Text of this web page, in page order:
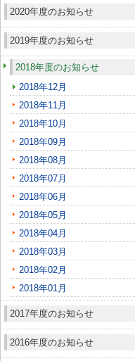
2020年度のお知らせ
2019年度のお知らせ
2018年度のお知らせ
2018年12月
2018年11月
2018年10月
2018年09月
2018年08月
2018年07月
2018年06月
2018年05月
2018年04月
2018年03月
2018年02月
2018年01月
2017年度のお知らせ
2016年度のお知らせ